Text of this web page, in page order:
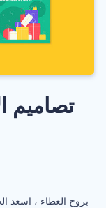
تصاميم
بروح العطاء ، اسعد